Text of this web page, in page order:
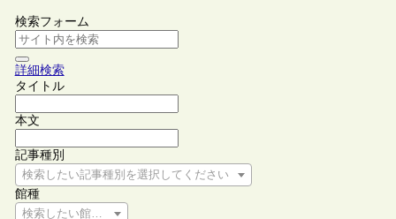
検索フォーム
詳細検索
タイトル
本文
記事種別
検索したい記事種別を選択してください
館種
検索したい館種を選択してください